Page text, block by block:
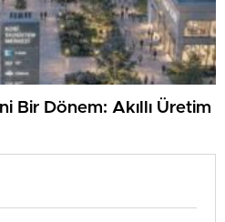
Bir Dönem: Akıllı Üretim